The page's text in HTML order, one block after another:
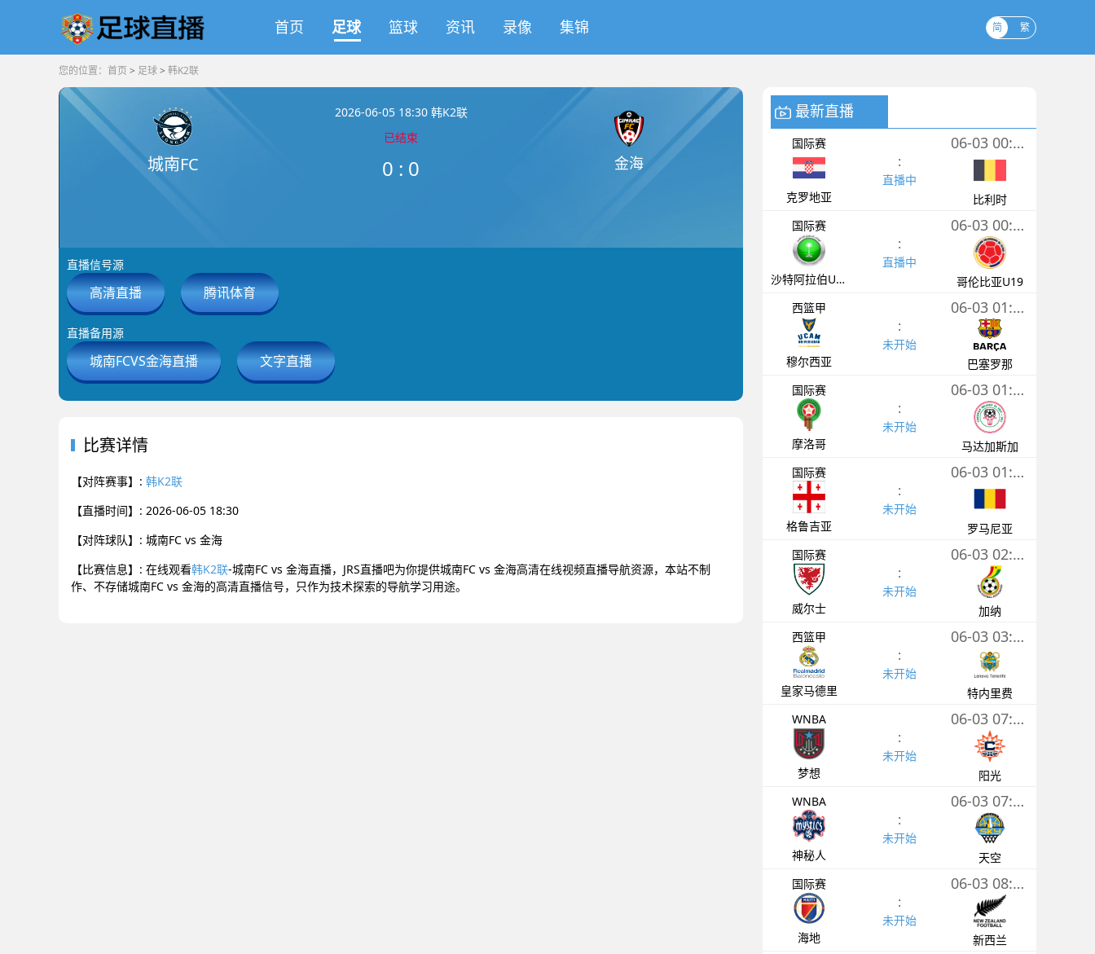
首页 足球 篮球 资讯 录像 集锦 简 繁
您的位置： 首页 > 足球> 韩K2联
城南FC
2026-06-05 18:30 韩K2联
已结束
0 : 0 金海
直播信号源
高清直播 腾讯体育
直播备用源
城南FCVS金海直播 文字直播
比赛详情
【对阵赛事】: 韩K2联
【直播时间】: 2026-06-05 18:30
【对阵球队】: 城南FC vs 金海
【比赛信息】: 在线观看韩K2联-城南FC vs 金海直播，JRS直播吧为你提供城南FC vs 金海高清在线视频直播导航资源，本站不制
作、不存储城南FC vs 金海的高清直播信号，只作为技术探索的导航学习用途。
最新直播
国际赛
克罗地亚
:
直播中
06-03 00:00
比利时
国际赛
沙特阿拉伯U21
:
直播中
06-03 00:30
哥伦比亚U19
西篮甲
穆尔西亚
:
未开始
06-03 01:00
巴塞罗那
国际赛
摩洛哥
:
未开始
06-03 01:00
马达加斯加
国际赛
格鲁吉亚
:
未开始
06-03 01:00
罗马尼亚
国际赛
威尔士
:
未开始
06-03 02:45
加纳
西篮甲
皇家马德里
:
未开始
06-03 03:00
特内里费
WNBA
梦想
:
未开始
06-03 07:30
阳光
WNBA
神秘人
:
未开始
06-03 07:30
天空
国际赛
海地
:
未开始
06-03 08:00
新西兰